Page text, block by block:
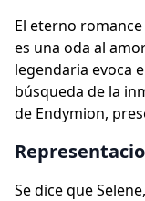
El eterno
es una oda al
legendaria evoca
búsqueda de la
de Endymion,
Se dice que